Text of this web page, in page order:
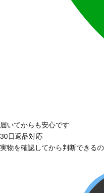
届いてからも安心です
30日返品対応
実物を確認してから判断できる